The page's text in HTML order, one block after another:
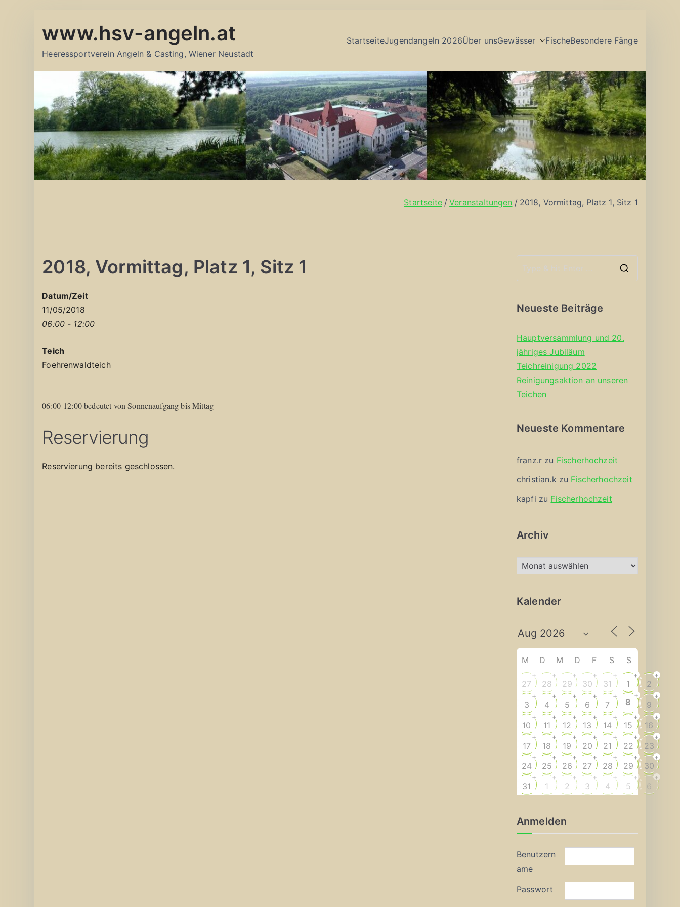
Inhalt
www.hsv-angeln.at
Heeressportverein Angeln & Casting, Wiener Neustadt
StartseiteJugendangeln 2026Über unsGewässer FischeBesondere Fänge
Startseite Veranstaltungen 2018, Vormittag, Platz 1, Sitz 1
2018, Vormittag, Platz 1, Sitz 1
Datum/Zeit
11/05/2018
06:00 - 12:00
Teich
Foehrenwaldteich
06:00-12:00 bedeutet von Sonnenaufgang bis Mittag
Reservierung
Reservierung bereits geschlossen.
Neueste Beiträge
Hauptversammlung und 20.
jähriges Jubiläum
Teichreinigung 2022
Reinigungsaktion an unseren
Teichen
Neueste Kommentare
franz.r zu Fischerhochzeit
christian.k zu Fischerhochzeit
kapfi zu Fischerhochzeit
Archiv
r
h
v
Kalender
M D M D F S S
27
+
28
+
29
+
30
+
31
+
1
+
2
+
3
+
4
+
5
+
6
+
7
+
8
+
9
+
10
+
11
+
12
+
13
+
14
+
15
+
16
+
17
+
18
+
19
+
20
+
21
+
22
+
23
+
24
+
25
+
26
+
27
+
28
+
29
+
30
+
31
+
1
+
2
+
3
+
4
+
5
+
6
+
Anmelden
Benutzern
ame
Passwort